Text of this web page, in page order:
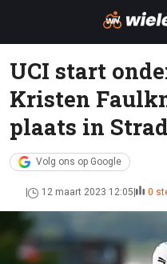
UCI start
Kristen
plaats in
Volg ons op Google
12 maart 2023 12:05 0